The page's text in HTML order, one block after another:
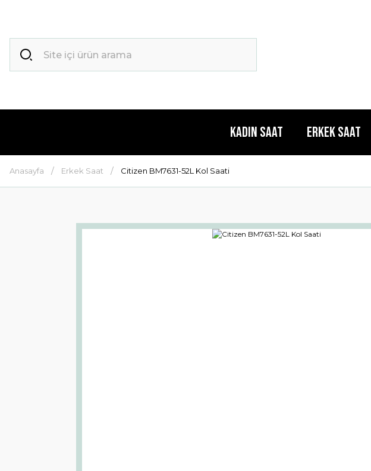
Kadın Saat Erkek Saat
Anasayfa Erkek Saat Citizen BM7631-52L Kol Saati